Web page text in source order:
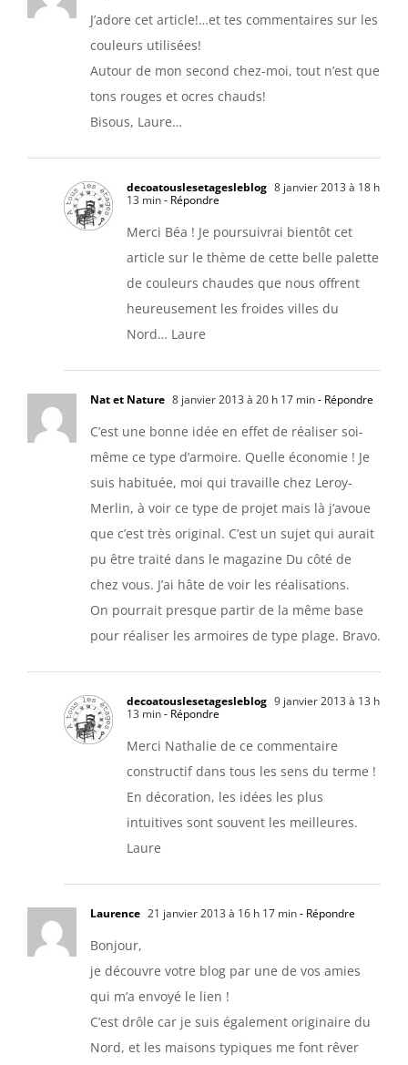
J’adore cet article!…et tes commentaires sur les
couleurs utilisées!
Autour de mon second chez-moi, tout n’est que
tons rouges et ocres chauds!
Bisous, Laure…
decoatouslesetagesleblog 8 janvier 2013 à 18 h
13 min- Répondre
Merci Béa ! Je poursuivrai bientôt cet
article sur le thème de cette belle palette
de couleurs chaudes que nous offrent
heureusement les froides villes du
Nord… Laure
Nat et Nature 8 janvier 2013 à 20 h 17 min- Répondre
C’est une bonne idée en effet de réaliser soi-
même ce type d’armoire. Quelle économie ! Je
suis habituée, moi qui travaille chez Leroy-
Merlin, à voir ce type de projet mais là j’avoue
que c’est très original. C’est un sujet qui aurait
pu être traité dans le magazine Du côté de
chez vous. J’ai hâte de voir les réalisations.
On pourrait presque partir de la même base
pour réaliser les armoires de type plage. Bravo.
decoatouslesetagesleblog 9 janvier 2013 à 13 h
13 min- Répondre
Merci Nathalie de ce commentaire
constructif dans tous les sens du terme !
En décoration, les idées les plus
intuitives sont souvent les meilleures.
Laure
Laurence 21 janvier 2013 à 16 h 17 min- Répondre
Bonjour,
je découvre votre blog par une de vos amies
qui m’a envoyé le lien !
C’est drôle car je suis également originaire du
Nord, et les maisons typiques me font rêver